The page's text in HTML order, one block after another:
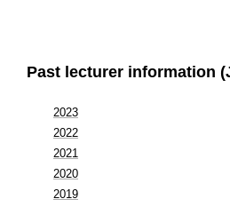
Past lecturer information
2023
2022
2021
2020
2019